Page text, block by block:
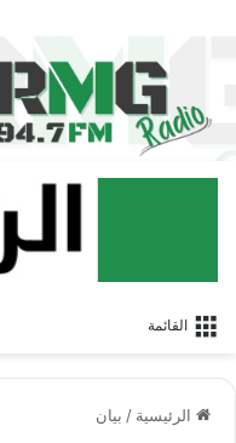
القائمة
الرئيسية / بيان